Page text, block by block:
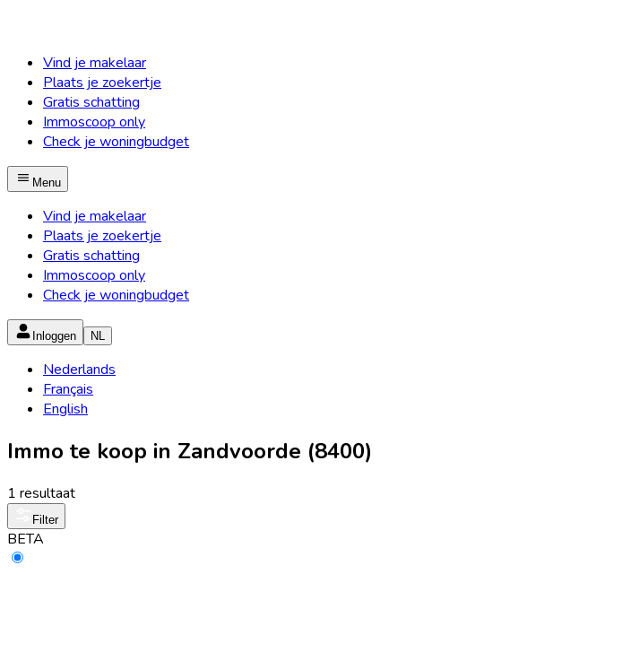
Vind je makelaar
Plaats je zoekertje
Gratis schatting
Immoscoop only
Check je woningbudget
Menu
Vind je makelaar
Plaats je zoekertje
Gratis schatting
Immoscoop only
Check je woningbudget
Inloggen NL
Nederlands
Français
English
Immo te koop in Zandvoorde (8400)
1 resultaat
Filter
BETA